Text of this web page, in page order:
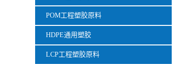
POM工程塑胶原料
HDPE通用塑胶
LCP工程塑胶原料